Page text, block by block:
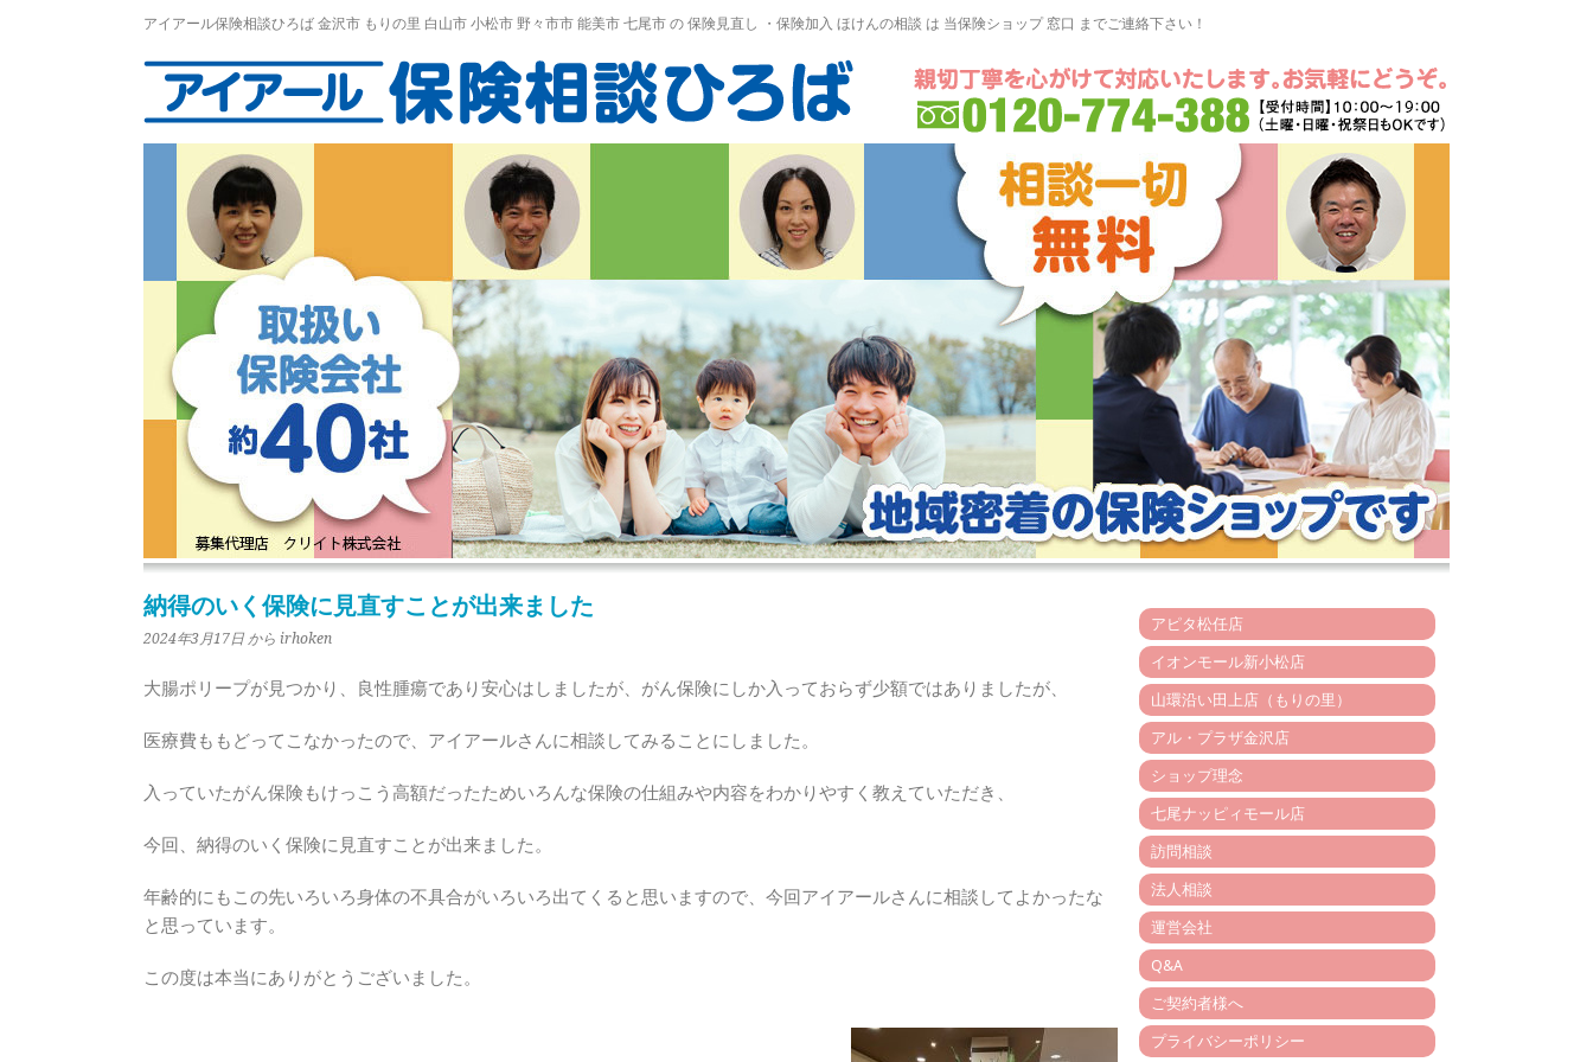
アイアール保険相談ひろば 金沢市 もりの里 白山市 小松市 野々市市 能美市 七尾市 の 保険見直し ・保険加入 ほけんの相談 は 当保険ショップ 窓口 までご連絡下さい！
納得のいく保険に見直すことが出来ました
2024年3月17日 から irhoken
大腸ポリープが見つかり、良性腫瘍であり安心はしましたが、がん保険にしか入っておらず少額ではありましたが、
医療費ももどってこなかったので、アイアールさんに相談してみることにしました。
入っていたがん保険もけっこう高額だったためいろんな保険の仕組みや内容をわかりやすく教えていただき、
今回、納得のいく保険に見直すことが出来ました。
年齢的にもこの先いろいろ身体の不具合がいろいろ出てくると思いますので、今回アイアールさんに相談してよかったな
と思っています。
この度は本当にありがとうございました。
アピタ松任店
イオンモール新小松店
山環沿い田上店（もりの里）
アル・プラザ金沢店
ショップ理念
七尾ナッピィモール店
訪問相談
法人相談
運営会社
Q&A
ご契約者様へ
プライバシーポリシー